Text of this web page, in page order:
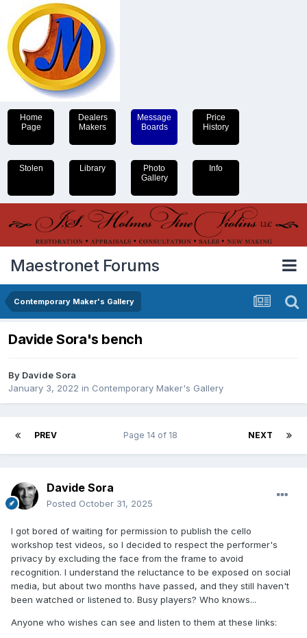
Home
Page
Dealers
Makers
Message
Boards
Price
History
Stolen Library
Photo
Gallery
Info
Maestronet Forums
Contemporary Maker's Gallery
Davide Sora's bench
By Davide Sora
January 3, 2022 in Contemporary Maker's Gallery
PREV NEXT
Page 14 of 18
Davide Sora
Posted October 31, 2025
I got bored of waiting for permission to publish the cello
workshop test videos, so I decided to respect the performer's
privacy by excluding the face from the frame to avoid
recognition. I understand the reluctance to be exposed on social
media, but about two months have passed, and they still haven't
been watched or listened to. Busy players? Who knows...
Anyone who wishes can see and listen to them at these links: